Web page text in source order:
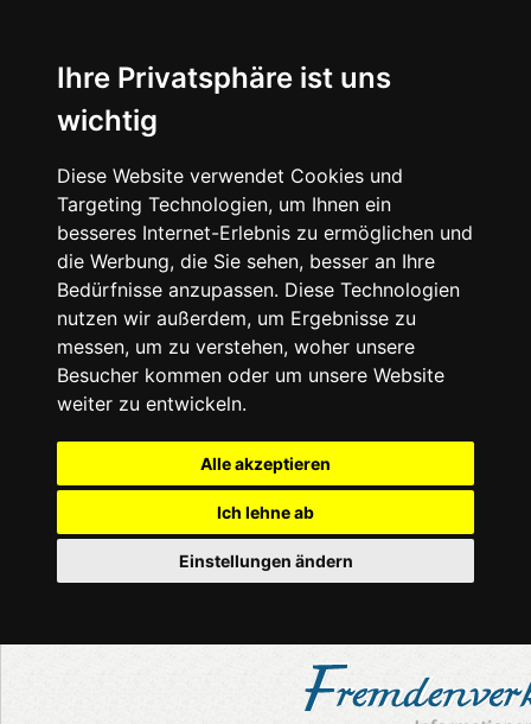
Ihre Privatsphäre ist uns
wichtig
Diese Website verwendet Cookies und
Targeting Technologien, um Ihnen ein
besseres Internet-Erlebnis zu ermöglichen und
die Werbung, die Sie sehen, besser an Ihre
Bedürfnisse anzupassen. Diese Technologien
nutzen wir außerdem, um Ergebnisse zu
messen, um zu verstehen, woher unsere
Besucher kommen oder um unsere Website
weiter zu entwickeln.
Alle akzeptieren
Ich lehne ab
Einstellungen ändern